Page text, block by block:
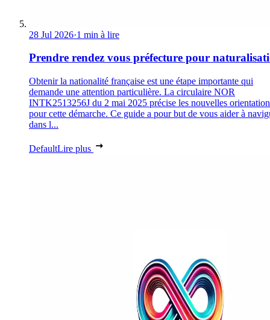
28 Jul 2026·1 min à lire
Prendre rendez vous préfecture pour
Obtenir la nationalité française est une étape importante qui
demande une attention particulière. La circulaire NOR
INTK2513256J du 2 mai 2025 précise les nouvelles
pour cette démarche. Ce guide a pour but de vous aider à
dans l...
DefaultLire plus